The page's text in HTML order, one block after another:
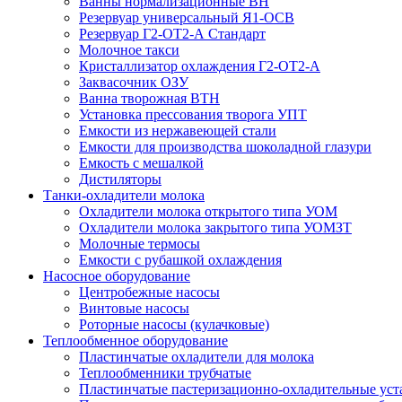
Резервуар универсальный Я1-ОСВ
Резервуар Г2-ОТ2-А Стандарт
Молочное такси
Кристаллизатор охлаждения Г2-ОТ2-А
Заквасочник ОЗУ
Ванна творожная ВТН
Установка прессования творога УПТ
Емкости из нержавеющей стали
Емкости для производства шоколадной глазури
Емкость с мешалкой
Дистиляторы
Танки-охладители молока
Охладители молока открытого типа УОМ
Охладители молока закрытого типа УОМЗТ
Молочные термосы
Емкости с рубашкой охлаждения
Насосное оборудование
Центробежные насосы
Винтовые насосы
Роторные насосы (кулачковые)
Теплообменное оборудование
Пластинчатые охладители для молока
Теплообменники трубчатые
Пластинчатые пастеризационно-охладительные